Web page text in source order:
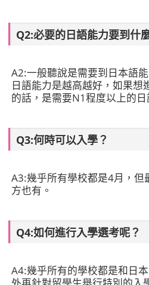
Q2:必要的日語能力要到什
A2:一般聽說是需要到日本語
日語能力是越高越好，如果想
的話，是需要N1程度以上的日
Q3:何時可以入學？
A3:幾乎所有學校都是4月，但
方也有。
Q4:如何進行入學選考呢？
A4:幾乎所有的學校都是和日